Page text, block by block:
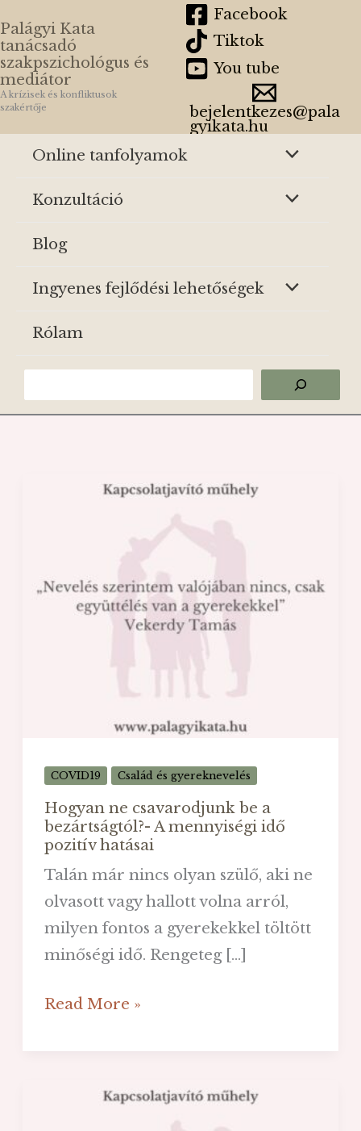
to
content
Palágyi Kata
tanácsadó
szakpszichológus és
mediátor
A krízisek és konfliktusok
szakértője
Facebook
Tiktok
You tube
bejelentkezes@pala
gyikata.hu
Online tanfolyamok
Konzultáció
Blog
Ingyenes fejlődési lehetőségek
Rólam
COVID19 Család és gyereknevelés
Hogyan ne csavarodjunk be a
bezártságtól?- A mennyiségi idő
pozitív hatásai
Talán már nincs olyan szülő, aki ne
olvasott vagy hallott volna arról,
milyen fontos a gyerekekkel töltött
minőségi idő. Rengeteg […]
Hogyan
Read More »